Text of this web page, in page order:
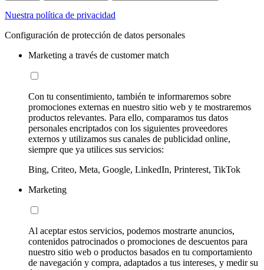
Nuestra política de privacidad
Configuración de protección de datos personales
Marketing a través de customer match
Con tu consentimiento, también te informaremos sobre
promociones externas en nuestro sitio web y te mostraremos
productos relevantes. Para ello, comparamos tus datos
personales encriptados con los siguientes proveedores
externos y utilizamos sus canales de publicidad online,
siempre que ya utilices sus servicios:
Bing, Criteo, Meta, Google, LinkedIn, Printerest, TikTok
Marketing
Al aceptar estos servicios, podemos mostrarte anuncios,
contenidos patrocinados o promociones de descuentos para
nuestro sitio web o productos basados en tu comportamiento
de navegación y compra, adaptados a tus intereses, y medir su